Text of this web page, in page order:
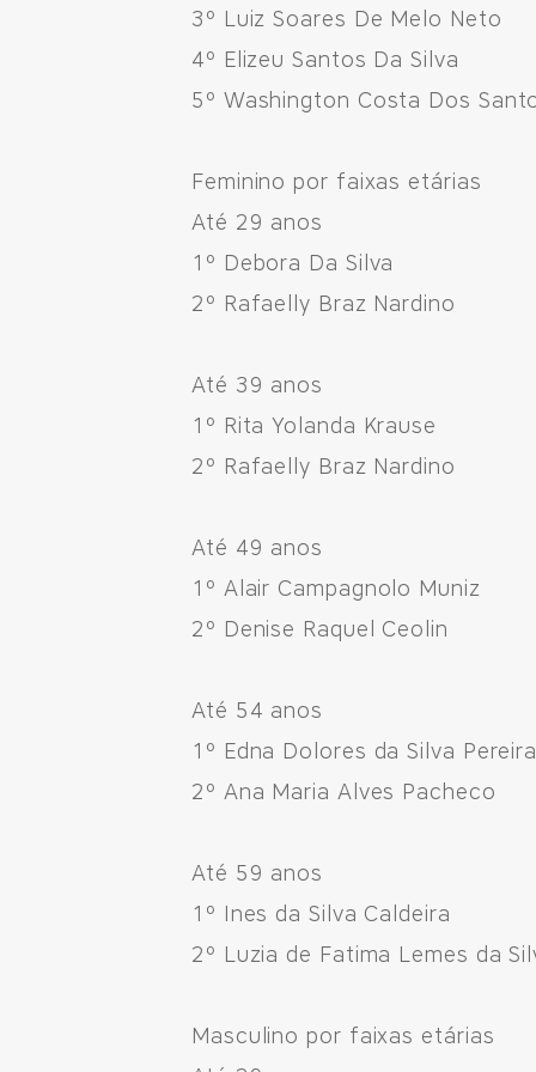
3º Luiz Soares De Melo Neto
4º Elizeu Santos Da Silva
5º Washington Costa Dos
Feminino por faixas etárias
Até 29 anos
1º Debora Da Silva
2º Rafaelly Braz Nardino
Até 39 anos
1º Rita Yolanda Krause
2º Rafaelly Braz Nardino
Até 49 anos
1º Alair Campagnolo Muniz
2º Denise Raquel Ceolin
Até 54 anos
1º Edna Dolores da Silva
2º Ana Maria Alves Pacheco
Até 59 anos
1º Ines da Silva Caldeira
2º Luzia de Fatima Lemes da
Masculino por faixas etárias